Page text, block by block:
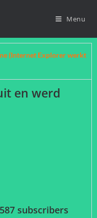
Menu
(Internet Explorer werkt
en werd
subscribers